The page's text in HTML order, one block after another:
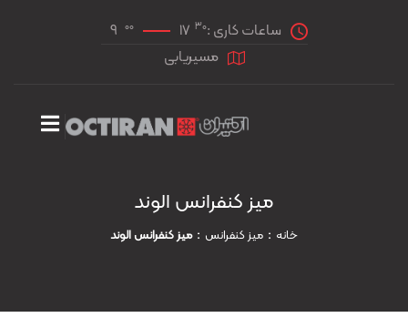
ساعات کاری : 17 30
9 00
مسیریابی
میز کنفرانس الوند
خانه ميز کنفرانس میز کنفرانس الوند